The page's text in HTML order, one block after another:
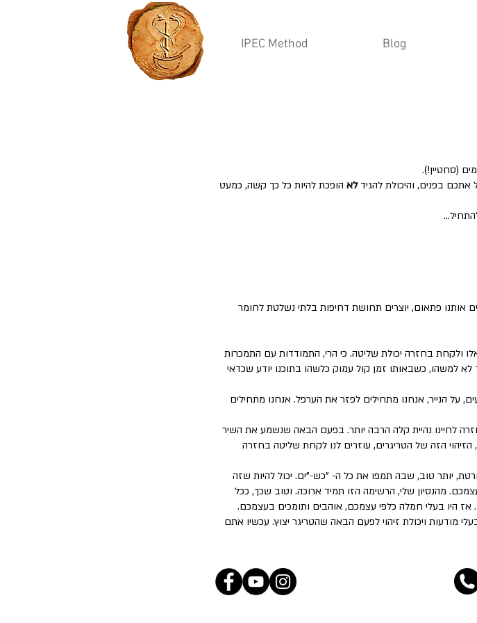
IPEC Method Blog
(סחטיין!).
בפנים, והיכולת להגידלא הופכת להיות כל כך קשה, כמעט
אותנו פתאום, יוצרים תחושת דחיפות בלתי נשלטת לחומר
ולקחת בחזרה יכולת שליטה. כי הרי, התמודדות עם התמכרות
למשהו, כשבאותו זמן קול עמוק כלשהו בתוכנו יודע שכדאי
על הנייר, אנחנו מתחילים לפזר את הערפל. אנחנו מתחילים
לחיינו נהיית קלה הרבה יותר. בפעם הבאה שנשמע את השיר
הזיהוי הזה של הטריגרים, עוזרים לנו לקחת שליטה בחזרה
יותר טוב, שבה תמפו את כל ה- "כש-"ים. יכול להיות שזה
מהנסיון שלי, הרשימה הזו תמיד ארוכה. וטוב שכך, ככל
אז היו בעלי חמלה כלפי עצמכם, אוהבים ותומכים בעצמכם.
מודעות ויכולת זיהוי לפעם הבאה שהטריגר יצוץ. עכשיו אתם